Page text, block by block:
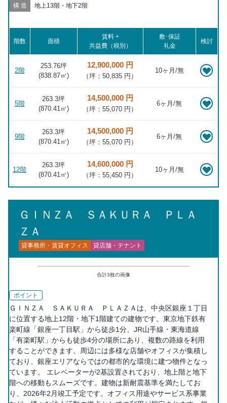
徒歩13分, 東銀座 徒歩13分, 築地 徒歩14分, 二重橋前 徒歩15分,
構造 地上13階・地下2階
階数 面積
賃料 +
共益費（税別）
敷･保証
礼金
検討
2階
253.76坪
(838.87㎡)
12,900,000 円
（坪：50,835 円）
10ヶ月/無
5階
263.3坪
(870.41㎡)
14,500,000 円
（坪：55,070 円）
6ヶ月/無
9階
263.3坪
(870.41㎡)
14,500,000 円
（坪：55,070 円）
6ヶ月/無
12階
263.3坪
(870.41㎡)
14,600,000 円
（坪：55,450 円）
10ヶ月/無
ＧＩＮＺＡ ＳＡＫＵＲＡ ＰＬＡ
ＺＡ
貸事務所・賃貸オフィス 貸店舗・テナント
合計3枚の画像
ポイント
ＧＩＮＺＡ ＳＡＫＵＲＡ ＰＬＡＺＡは、中央区銀座１丁目
に位置する地上12階・地下1階建ての建物です。東京地下鉄有
楽町線「銀座一丁目駅」から徒歩1分、JR山手線・東海道線
「有楽町駅」からも徒歩4分の場所にあり、複数の路線を利用
することができます。周辺には多様な店舗やオフィスが集積し
ており、銀座エリアならではの都市的な環境に建つ物件となっ
ています。 エレベーターが2基設置されており、地上階と地下
階への移動もスムーズです。建物は新耐震基準を満たしてお
り、2026年2月竣工予定です。オフィス用途やサービス系事業